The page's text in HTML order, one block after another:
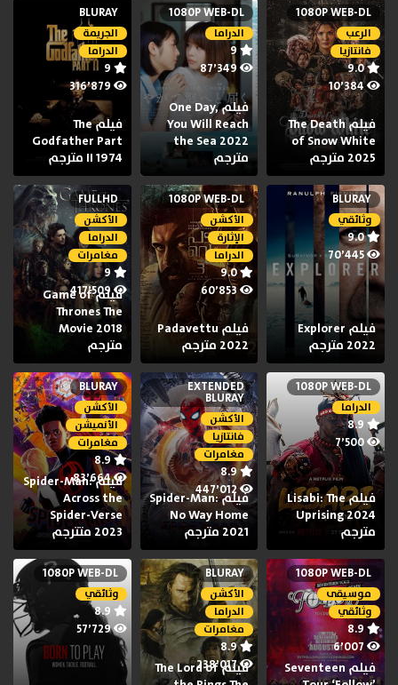
1080P WEB-DL
الرعب
فانتازيا
9.0
10٬384
فيلم The Death
of Snow White
2025 مترجم
1080P WEB-DL
الدراما
9
87٬349
فيلم One Day,
You Will Reach
the Sea 2022
مترجم
BLURAY
الجريمة
الدراما
فيلم The
Godfather Part
II 1974 مترجم
BLURAY
وثائقي
9.0
70٬445
فيلم Explorer
2022 مترجم
1080P WEB-DL
الأكشن
الإثارة
الدراما
9.0
60٬853
فيلم Padavettu
2022 مترجم
FULLHD
الأكشن
الدراما
مغامرات
417٬509
فيلم Game of
Thrones The
Movie 2018
مترجم
1080P WEB-DL
الدراما
فيلم Lisabi: The
Uprising 2024
مترجم
EXTENDED
BLURAY
الأكشن
فانتازيا
مغامرات
8.9
447٬012
فيلم Spider-Man:
No Way Home
2021 مترجم
BLURAY
الأكشن
الأنميشن
مغامرات
8.9
83٬664
فيلم Spider-Man:
Across the
Spider-Verse
2023 متترجم
1080P WEB-DL
موسيقى
وثائقي
فيلم Seventeen
BLURAY
الأكشن
الدراما
مغامرات
8.9
238٬017
فيلم The Lord of
1080P WEB-DL
وثائقي
57٬729